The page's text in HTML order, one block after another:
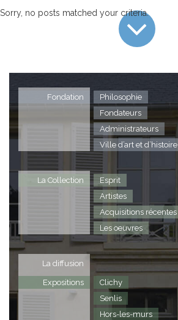
Sorry, no posts matched your criteria.
Fondation
Philosophie
Fondateurs
Administrateurs
Ville d’art et d’histoire
La Collection
Esprit
Artistes
Acquisitions récentes
Les oeuvres
La diffusion
Expositions
Clichy
Senlis
Hors-les-murs